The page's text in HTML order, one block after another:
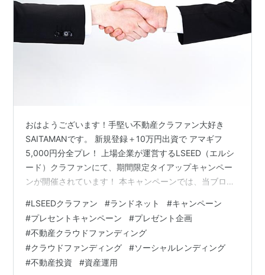
おはようございます！手堅い不動産クラファン大好き
SAITAMANです。 新規登録＋10万円出資で アマギフ
5,000円分全プレ！ 上場企業が運営するLSEED（エルシ
ード）クラファンにて、期間限定タイアップキャンペー
ンが開催されています！ 本キャンペーンでは、当ブログ
資者登録し、登録後1年以内に合計10万円以上出資された
方全員に、Amazonギフトカード5,000円分がプレゼント
されます！ 私の場合は、LSEEDクラファンでは1ファン
ド100万円で投資していますが、限定タイアップについて
は、10万円投資でメリット最大化できるキャンペーンと
#LSEEDクラファン #ランドネット #キャンペーン
#プレセントキャンペーン #プレゼント企画
#不動産クラウドファンディング
#クラウドファンディング #ソーシャルレンディング
#不動産投資 #資産運用